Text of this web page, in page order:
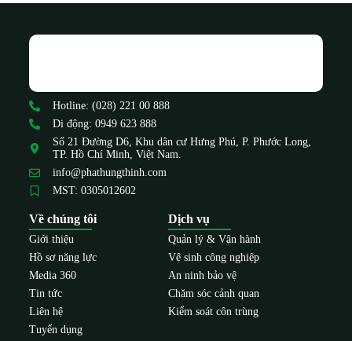
Hotline: (028) 221 00 888
Di động: 0949 623 888
Số 21 Đường D6, Khu dân cư Hưng Phú, P. Phước Long,
TP. Hồ Chí Minh, Việt Nam.
info@phathungthinh.com
MST: 0305012602
Về chúng tôi
Giới thiệu
Hồ sơ năng lực
Media 360
Tin tức
Liên hệ
Tuyển dụng
Dịch vụ
Quản lý & Vận hành
Vệ sinh công nghiệp
An ninh bảo vệ
Chăm sóc cảnh quan
Kiểm soát côn trùng